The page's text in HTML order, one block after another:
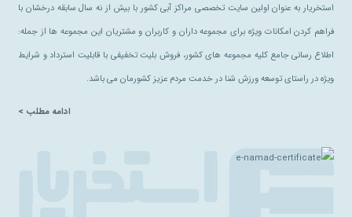
استخریار به عنوان اولین سایت تخصصی مراکز آبی کشور با بیش از نه سال سابقه درخشان با
فراهم کردن امکانات ویژه برای مجموعه داران و کاربران و مشتریان این مجموعه ها از جمله:
اطلاع رسانی جامع کلیه مجموعه های کشور، فروش بلیت تخفیفی با قابلیت استرداد و شرایط
ویژه در راستای توسعه ورزش شنا در خدمت مردم عزیز کشورمان می باشد.
ادامه مطلب >